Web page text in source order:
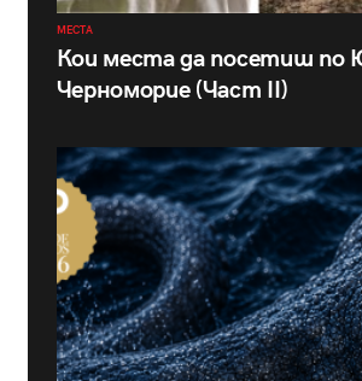
МЕСТА
Кои места да посетиш
Черноморие (Част II)